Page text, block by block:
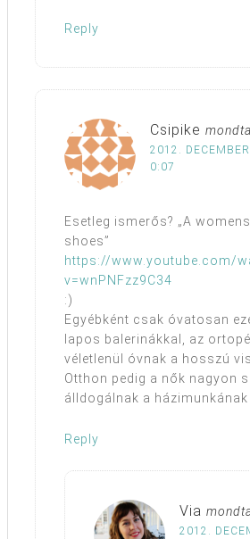
Reply
Csipike mondta
2012.
0:07
Esetleg ismerős? „A
shoes”
https://www.youtube.com/
v=wnPNFzz9C34
:)
Egyébként csak óvatosan
lapos balerinákkal, az
véletlenül óvnak a hosszú
Otthon pedig a nők nagyon
álldogálnak a házimunkának
Reply
Via
2012.